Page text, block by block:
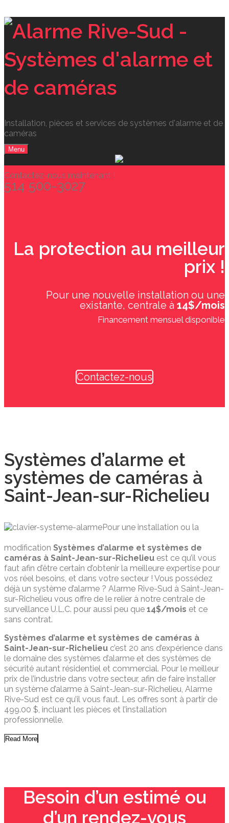
Installation, pièces et services de systèmes d'alarme et de
caméras
Menu
Contactez-nous maintenant !
514 500-3027
La protection au meilleur
prix !
Pour une nouvelle installation ou une
existante, centrale à 14$/mois
Financement mensuel disponible
Contactez-nous
Systèmes d’alarme et
systèmes de caméras à
Saint-Jean-sur-Richelieu
Pour une installation ou la
modification Systèmes d’alarme et systèmes de
caméras à Saint-Jean-sur-Richelieu est ce qu’il vous
faut afin d’être certain d’obtenir la meilleure expertise pour
vos réel besoins, et dans votre secteur ! Vous possédez
déjà un système d’alarme ? Alarme Rive-Sud à Saint-Jean-
sur-Richelieu vous offre de le relier à notre centrale de
surveillance U.L.C. pour aussi peu que 14$/mois et ce
sans contrat.
Systèmes d’alarme et systèmes de caméras à
Saint-Jean-sur-Richelieu c’est 20 ans d’expérience dans
le domaine des systèmes d’alarme et des systèmes de
sécurité autant résidentiel et commercial. Pour le meilleur
prix de l’industrie dans votre secteur, afin de faire installer
un système d’alarme à Saint-Jean-sur-Richelieu, Alarme
Rive-Sud est ce qu’il vous faut. Les offres sont à partir de
499.00 $, incluant les pièces et l’installation
professionnelle.
Read More
Besoin d’un estimé ou
d’un rendez-vous